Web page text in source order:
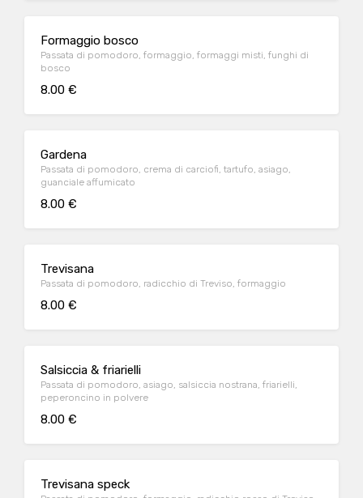
Formaggio bosco
Passata di pomodoro, formaggio, formaggi misti, funghi di
bosco
8.00 €
Gardena
Passata di pomodoro, crema di carciofi, tartufo, asiago,
guanciale affumicato
8.00 €
Trevisana
Passata di pomodoro, radicchio di Treviso, formaggio
8.00 €
Salsiccia & friarielli
Passata di pomodoro, asiago, salsiccia nostrana, friarielli,
peperoncino in polvere
8.00 €
Trevisana speck